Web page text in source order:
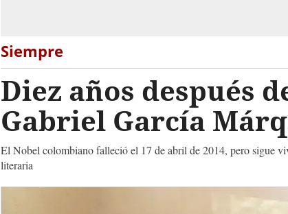
Siempre
Diez años después
Gabriel García
El Nobel colombiano falleció el 17 de abril de 2014, pero sigue
literaria